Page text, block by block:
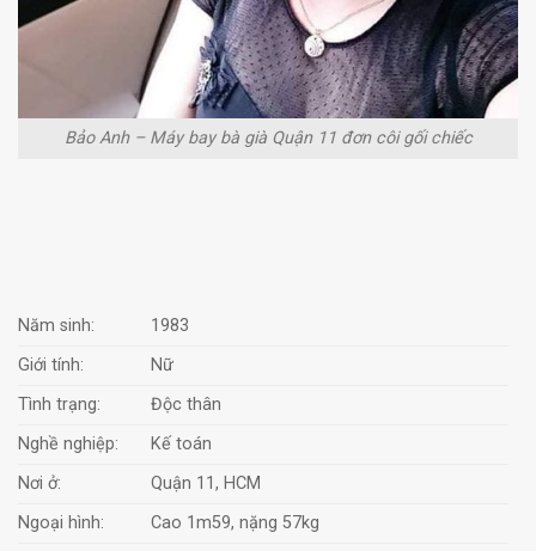
Bảo Anh – Máy bay bà già Quận 11 đơn côi gối chiếc
Năm sinh:
1983
Giới tính:
Nữ
Tình trạng:
Độc thân
Nghề nghiệp:
Kế toán
Nơi ở:
Quận 11, HCM
Ngoại hình:
Cao 1m59, nặng 57kg